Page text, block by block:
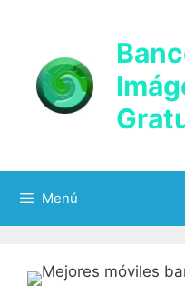
contenido
Menú